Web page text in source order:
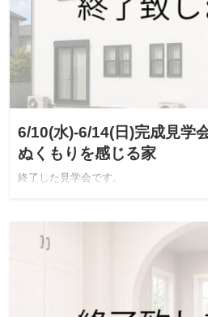
6/10(水)-6/14(日)完成見学
ぬくもりを感じる家
終了した見学会です。